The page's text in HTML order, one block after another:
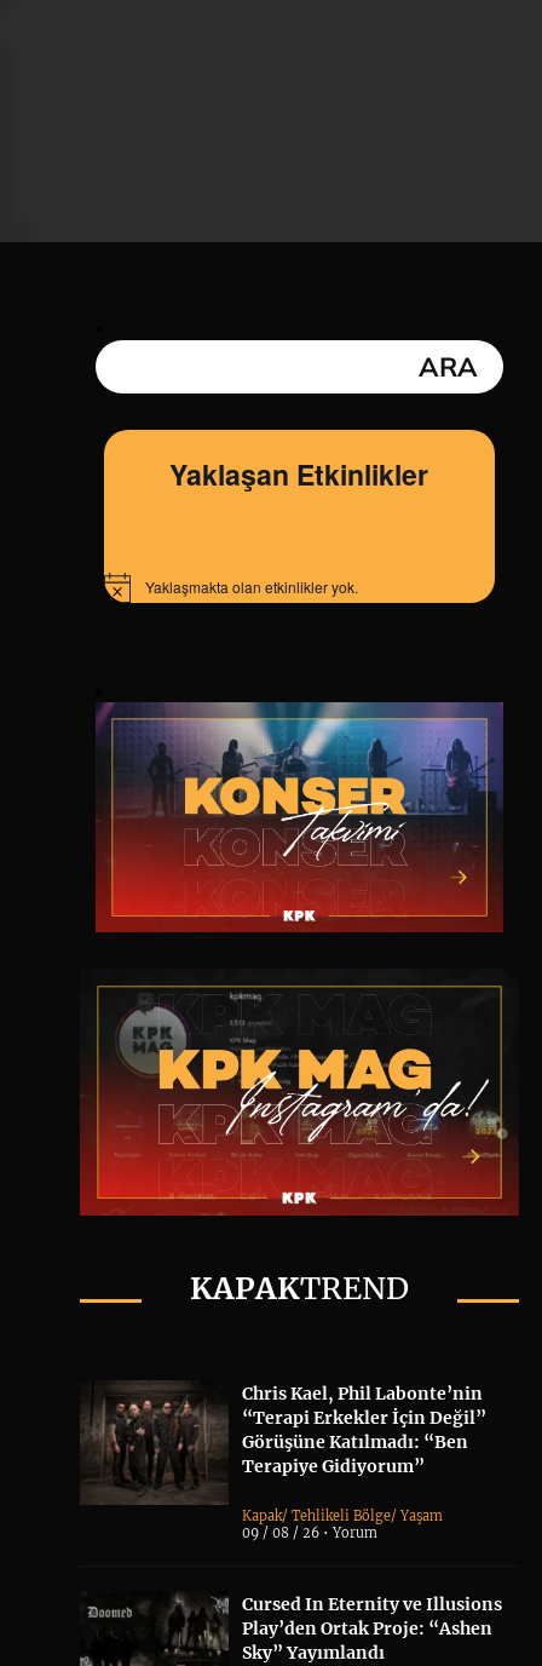
Yaklaşan Etkinlikler
Notice Yaklaşmakta olan etkinlikler yok.
KAPAKTREND
Chris Kael, Phil Labonte’nin
“Terapi Erkekler İçin Değil”
Görüşüne Katılmadı: “Ben
Terapiye Gidiyorum”
Kapak/Tehlikeli Bölge/Yaşam
09 / 08 / 26 •Yorum
Cursed In Eternity ve Illusions
Play’den Ortak Proje: “Ashen
Sky” Yayımlandı